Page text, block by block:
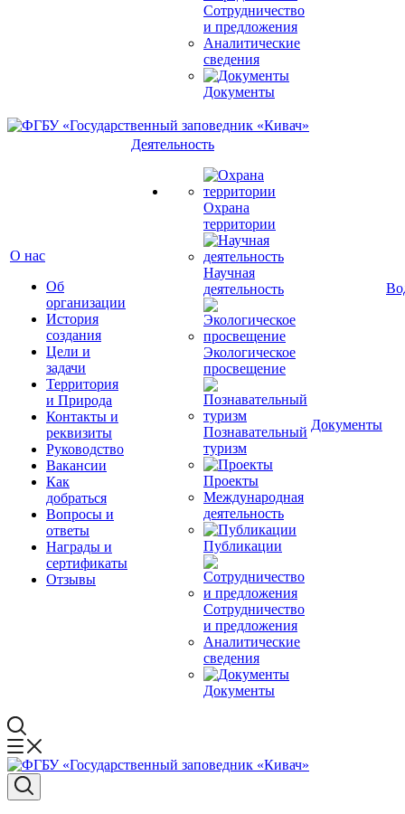
Сотрудничество
и предложения
Аналитические
сведения
Документы
О нас
Об
организации
История
создания
Цели и
задачи
Территория
и Природа
Контакты и
реквизиты
Руководство
Вакансии
Как
добраться
Вопросы и
ответы
Награды и
сертификаты
Отзывы
Деятельность
Охрана
территории
Научная
деятельность
Экологическое
просвещение
Познавательный
туризм
Проекты
Международная
деятельность
Публикации
Сотрудничество
и предложения
Аналитические
сведения
Документы
Документы